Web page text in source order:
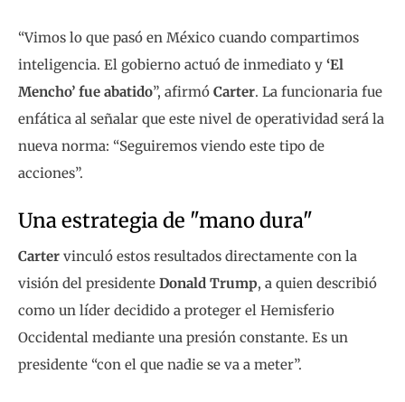
“Vimos lo que pasó en México cuando compartimos
inteligencia. El gobierno actuó de inmediato y ‘El
Mencho’ fue abatido”, afirmó Carter. La funcionaria fue
enfática al señalar que este nivel de operatividad será la
nueva norma: “Seguiremos viendo este tipo de
acciones”.
Una estrategia de "mano dura"
Carter vinculó estos resultados directamente con la
visión del presidente Donald Trump, a quien describió
como un líder decidido a proteger el Hemisferio
Occidental mediante una presión constante. Es un
presidente “con el que nadie se va a meter”.